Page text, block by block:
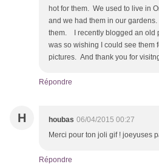
hot for them. We used to live in
and we had them in our
them. I recently blogged an old
was so wishing I could see them
pictures. And thank you for
Répondre
H houbas 06/04/2015 00:27
Merci pour ton joli gif ! joeyuses
Répondre